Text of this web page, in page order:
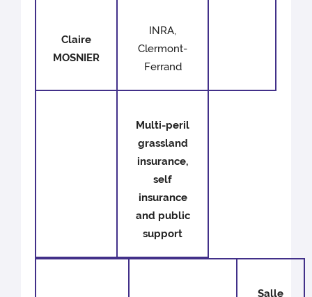
Claire
MOSNIER
INRA,
Clermont-
Ferrand
Multi-peril
grassland
insurance,
self
insurance
and public
support
Salle